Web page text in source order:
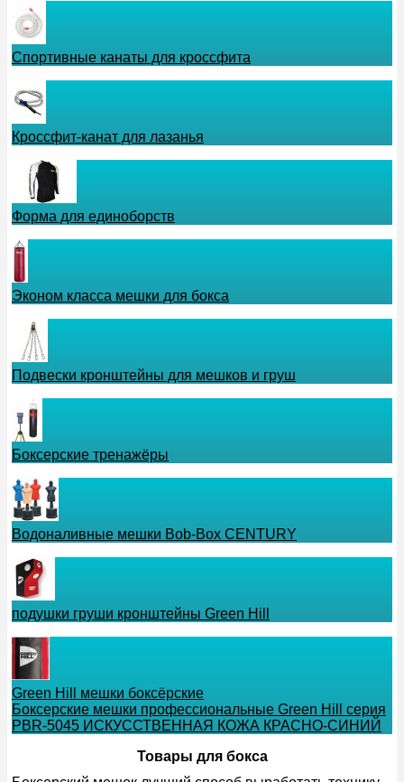
Спортивные канаты для кроссфита
Кроссфит-канат для лазанья
Форма для единоборств
Эконом класса мешки для бокса
Подвески кронштейны для мешков и груш
Боксерские тренажёры
Водоналивные мешки Bob-Box CENTURY
подушки груши кронштейны Green Hill
Green Hill мешки боксёрские
Боксерские мешки профессиональные Green Hill серия
PBR-5045 ИСКУССТВЕННАЯ КОЖА КРАСНО-СИНИЙ
Товары для бокса